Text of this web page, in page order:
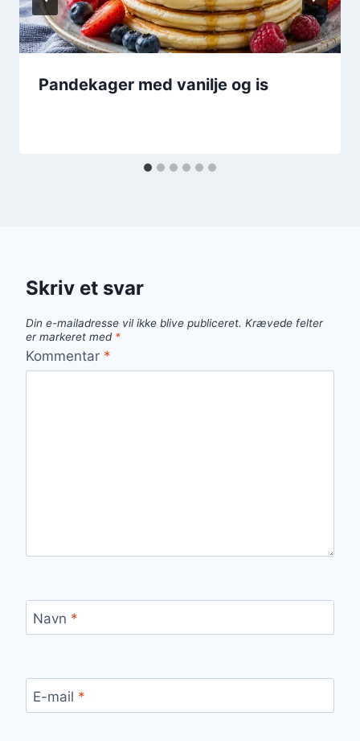
Pandekager med vanilje og is
Skriv et svar
Din e-mailadresse vil ikke blive publiceret. Krævede felter
er markeret med *
Kommentar *
Navn *
E-mail *